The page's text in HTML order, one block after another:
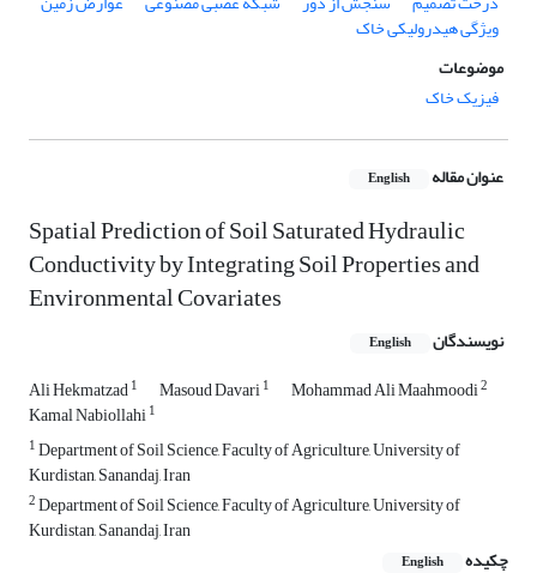
ویژگی هیدرولیکی خاک
موضوعات
فیزیک خاک
عنوان مقاله English
Spatial Prediction of Soil Saturated Hydraulic
Conductivity by Integrating Soil Properties and
Environmental Covariates
نویسندگان English
Ali Hekmatzad1 Masoud Davari1 Mohammad Ali Maahmoodi2
Kamal Nabiollahi1
1Department of Soil Science, Faculty of Agriculture, University of
Kurdistan, Sanandaj, Iran
2Department of Soil Science, Faculty of Agriculture, University of
Kurdistan, Sanandaj, Iran
چکیده
English